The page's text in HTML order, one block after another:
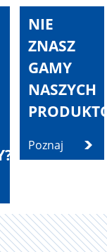
NIE
ZNASZ
GAMY
NASZYCH
Poznaj